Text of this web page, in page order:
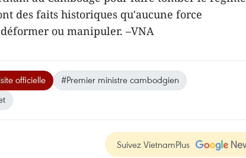
des faits historiques qu'aucune force
ou manipuler. –VNA
officielle
#Premier ministre cambodgien
Suivez VietnamPlus